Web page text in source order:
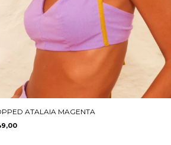
ATALAIA MAGENTA